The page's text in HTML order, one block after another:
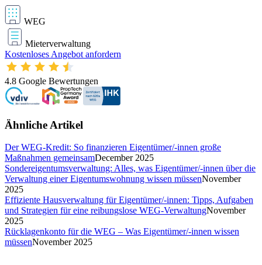
WEG
Mieterverwaltung
Kostenloses Angebot anfordern
4.8 Google Bewertungen
Ähnliche Artikel
Der WEG-Kredit: So finanzieren Eigentümer/-innen große
Maßnahmen gemeinsamDecember 2025
Sondereigentumsverwaltung: Alles, was Eigentümer/-innen über die
Verwaltung einer Eigentumswohnung wissen müssenNovember
2025
Effiziente Hausverwaltung für Eigentümer/-innen: Tipps, Aufgaben
und Strategien für eine reibungslose WEG-VerwaltungNovember
2025
Rücklagenkonto für die WEG – Was Eigentümer/-innen wissen
müssenNovember 2025